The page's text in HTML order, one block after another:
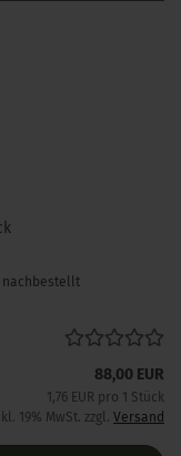
nachbestellt
88,00 EUR
1,76 EUR pro 1 Stück
19% MwSt. zzgl. Versand